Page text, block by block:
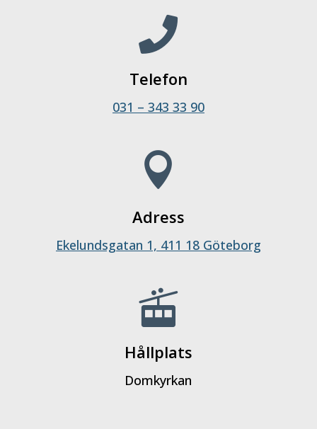

Telefon
031 – 343 33 90

Adress
Ekelundsgatan 1, 411 18 Göteborg

Hållplats
Domkyrkan